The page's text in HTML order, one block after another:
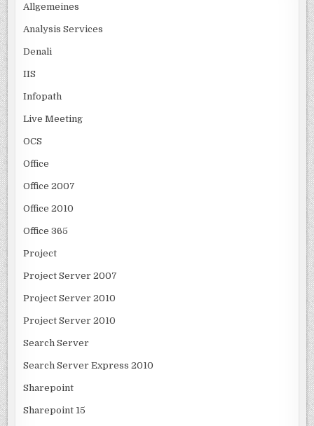
Allgemeines
Analysis Services
Denali
IIS
Infopath
Live Meeting
OCS
Office
Office 2007
Office 2010
Office 365
Project
Project Server 2007
Project Server 2010
Project Server 2010
Search Server
Search Server Express 2010
Sharepoint
Sharepoint 15